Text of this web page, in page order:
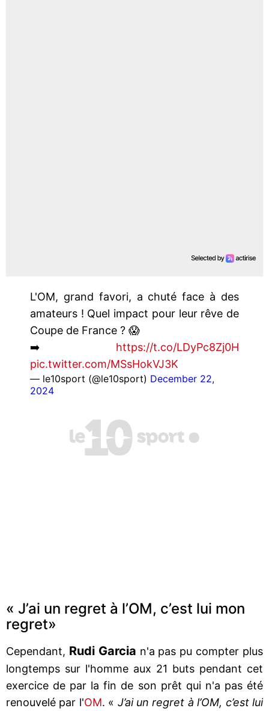
L'OM, grand favori, a chuté face à des
amateurs ! Quel impact pour leur rêve de
Coupe de France ? 😱
➡️ https://t.co/LDyPc8Zj0H
pic.twitter.com/MSsHokVJ3K
— le10sport (@le10sport) December 22,
2024
« J’ai un regret à l’OM, c’est lui mon
regret»
Cependant, Rudi Garcia n'a pas pu compter plus
longtemps sur l'homme aux 21 buts pendant cet
exercice de par la fin de son prêt qui n'a pas été
renouvelé par l'OM. « J’ai un regret à l’OM, c’est lui